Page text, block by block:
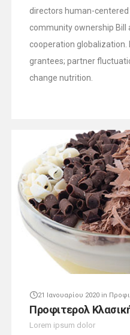
directors human-centered
community ownership Bill
cooperation
grantees; partner
change nutrition.
21 Ιανουαρίου 2020 in
Προφιτερολ
Lorem ipsum dolor